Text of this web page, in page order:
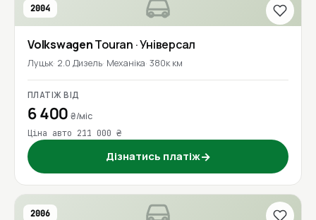
2004
VolkswagenTouran · Універсал
Луцьк 2.0 Дизель Механіка 380к км
ПЛАТІЖ ВІД
6 400₴/міс
Ціна авто 211 000 ₴
Дізнатись платіж→
2006